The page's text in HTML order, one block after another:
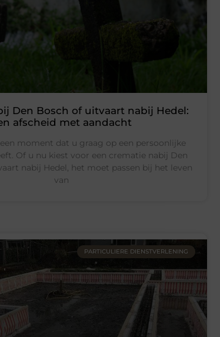
Den Bosch of uitvaart nabij Hedel:
afscheid met aandacht
een moment dat u graag op een persoonlijke
Of u nu kiest voor een crematie nabij Den
nabij Hedel, het moet passen bij het leven
van
PARTICULIERE DIENSTVERLENING